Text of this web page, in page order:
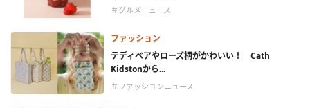
＃グルメニュース
ファッション
テディベアやローズ柄がかわいい！ Cath
Kidstonから...
＃ファッションニュース